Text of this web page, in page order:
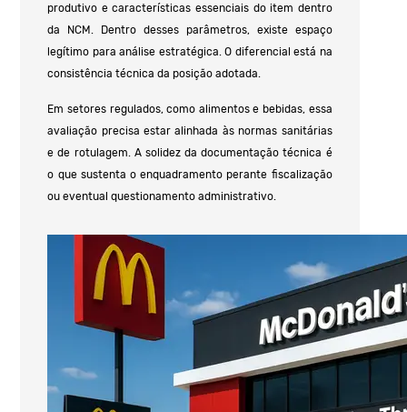
produtivo e características essenciais do item dentro
da NCM. Dentro desses parâmetros, existe espaço
legítimo para análise estratégica. O diferencial está na
consistência técnica da posição adotada.
Em setores regulados, como alimentos e bebidas, essa
avaliação precisa estar alinhada às normas sanitárias
e de rotulagem. A solidez da documentação técnica é
o que sustenta o enquadramento perante fiscalização
ou eventual questionamento administrativo.